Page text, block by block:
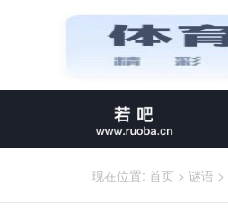
现在位置: 首页 > 谜语 >